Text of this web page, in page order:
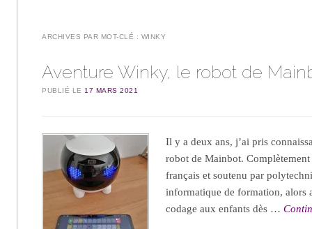
ARCHIVES PAR MOT-CLÉ : WINKY
Aventure Winky, le robot de
PUBLIÉ LE17 MARS 2021
Il y a deux ans, j’ai pris
robot de Mainbot.
français et soutenu par
informatique de formation, alors
codage aux enfants dès …